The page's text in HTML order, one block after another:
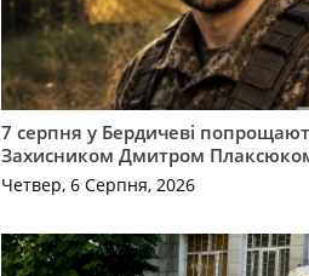
7 серпня у Бердичеві
Захисником Дмитром
Четвер, 6 Серпня, 2026